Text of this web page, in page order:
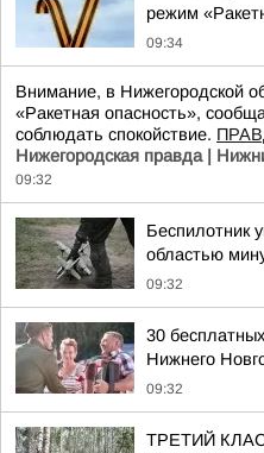
режим
09:34
Внимание, в Нижегородской
«Ракетная опасность»,
соблюдать спокойствие.
Нижегородская правда |
09:32
Беспилотник
областью
09:32
30
Нижнего
09:32
ТРЕТИЙ